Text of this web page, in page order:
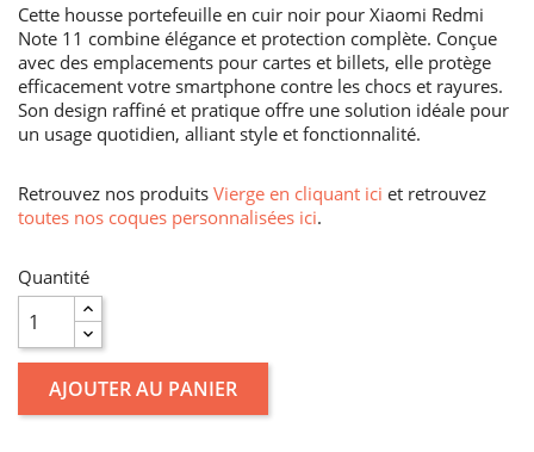
Cette housse portefeuille en cuir noir pour Xiaomi Redmi
Note 11 combine élégance et protection complète. Conçue
avec des emplacements pour cartes et billets, elle protège
efficacement votre smartphone contre les chocs et rayures.
Son design raffiné et pratique offre une solution idéale pour
un usage quotidien, alliant style et fonctionnalité.
Retrouvez nos produits Vierge en cliquant ici et retrouvez
toutes nos coques personnalisées ici.
Quantité
AJOUTER AU PANIER